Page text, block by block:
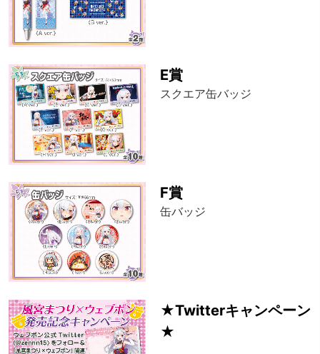
E賞
スクエア缶バッジ
F賞
缶バッジ
★Twitterキャンペーン
★